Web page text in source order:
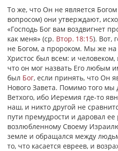
То же, что Он не является
вопросом) они утверждают,
«Господь Бог вам воздвигнет
как меня» (ср. Втор. 18:15). Вот,
не Богом, а пророком. Мы же на
Христос был всем: и
что он мог назвать Его любым
был Бог, если принять, что Он
Нового Завета. Помимо того мы
Ветхого, ибо Иеремия где-то
наш, и никто другой не
пути премудрости и даровал
возлюбленному Своему
земле и обращался между
то, что касается евреев, и